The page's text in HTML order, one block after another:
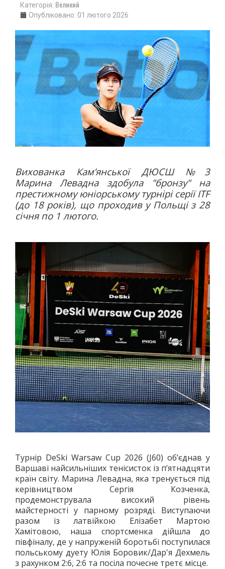
"ПЕРЕГОРТАЮЧИ СТАРІ ГАЗЕТИ"
60-ТІ РОКИ
70-ТІ РОКИ
80-ТІ РОКИ
90-ТІ РОКИ
ІСТОРІЯ ОДНІЄЇ ФОТОГРАФІЇ
Категорія: Великий
Опубліковано: 01 лютого 2026
Вихованка Кам’янської ДЮСШ №3
Марина Левадна здобула "бронзу" на
престижному юніорському турнірі серії ITF
(до 18 років), що проходив у Польщі з 28
січня по 1 лютого.
Турнір DeSki Warsaw Cup 2026 (J60) об’єднав у
Варшаві найсильніших тенісисток із п’ятнадцяти
країн світу. Марина Левадна, яка тренується під
керівництвом Сергія Козченка,
продемонструвала високий рівень
майстерності у парному розряді. Виступаючи
разом із латвійкою Елізабет Мартою
Хамітовою, наша спортсменка дійшла до
півфіналу, де у напруженій боротьбі поступилася
польському дуету Юлія Боровик/Дар'я Дехмель
з рахунком 2:6, 2:6 та посіла почесне третє місце.